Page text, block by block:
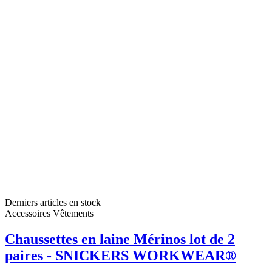
Derniers articles en stock
Accessoires Vêtements
Chaussettes en laine Mérinos lot de 2
paires - SNICKERS WORKWEAR®